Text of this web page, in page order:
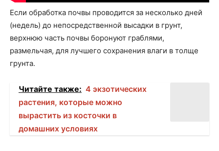
Если обработка почвы проводится за несколько дней
(недель) до непосредственной высадки в грунт,
верхнюю часть почвы боронуют граблями,
размельчая, для лучшего сохранения влаги в толще
грунта.
Читайте также: 4 экзотических
растения, которые можно
вырастить из косточки в
домашних условиях